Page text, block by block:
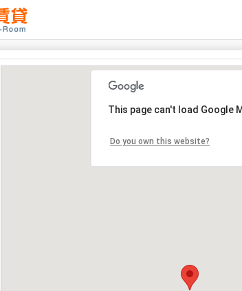
This page can't load Google
Do you own this website?